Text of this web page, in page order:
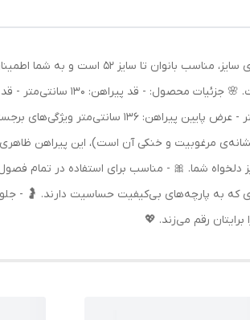
پیراهن کفتان گلدوزی شده، انتخابی ایده‌آل برای استایلی شیک و راحت!
دور سینه: 136 سانتی‌متر - دور کمر: 136 سانتی‌متر - دور باسن: 136 سانتی‌متر
مرغوبیت و خنکی آن است)، این پیراهن
دلخواه شما. 🎀 - مناسب برای استفاده در تمام
که به پارچه‌های بی‌کیفیت حساسیت دارند. 🤰 -
رقم می‌زند. 💖